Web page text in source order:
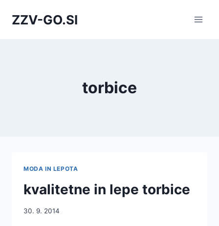
ZZV-GO.SI
torbice
MODA IN LEPOTA
kvalitetne in lepe torbice
30. 9. 2014